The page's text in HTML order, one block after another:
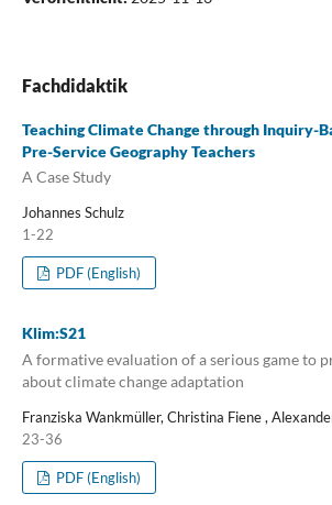
Fachdidaktik
Teaching Climate Change through Inquiry-
Pre-Service Geography Teachers
A Case Study
Johannes Schulz
1-22
PDF (English)
Klim:S21
A formative evaluation of a serious game to
about climate change adaptation
Franziska Wankmüller, Christina Fiene ,
23-36
PDF (English)